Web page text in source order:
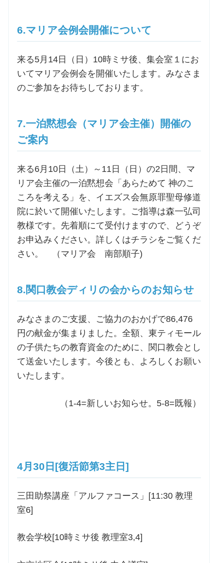
6.マリア会例会開催について
来る5月14日（日）10時ミサ後、集会室１にお
いてマリア会例会を開催いたします。みなさま
のご参加をお待ちしております。
7.一泊黙想会（マリア会主催）開催の
ご案内
来る6月10日（土）～11日（日）の2日間、マ
リア会主催の一泊黙想会「あらためて 神のこ
ころを考える」を、イエズス会無原罪聖母修道
院に於いて開催いたします。ご指導は森一弘司
教様です。先着順にて受付けますので、どうぞ
お申込みください。詳しくはチラシをご覧くだ
さい。 （マリア会 南部順子)
8.関口教会ディリの会からのお知らせ
みなさまのご支援、ご協力のおかげで86,476
円の献金が集まりました。全額、東ティモール
の子供たちの教育資金のために、関口教会とし
て送金いたします。今後とも、よろしくお願い
いたします。
（1-4=新しいお知らせ。5-8=既報）
4月30日[復活節第3主日]
三田助祭講座「アルファコース」[11:30 教理
室6]
教会学校[10時ミサ後 教理室3,4]